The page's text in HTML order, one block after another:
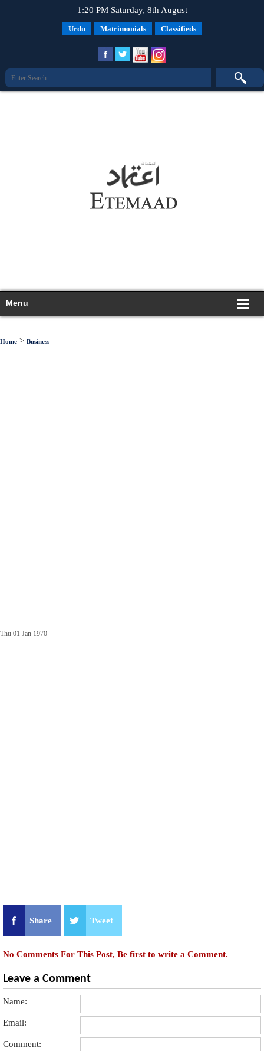
1:20 PM Saturday, 8th August
Urdu Matrimonials Classifieds
Menu
Home > Business
Thu 01 Jan 1970
Share Tweet
No Comments For This Post, Be first to write a Comment.
Leave a Comment
Name:
Email:
Comment: